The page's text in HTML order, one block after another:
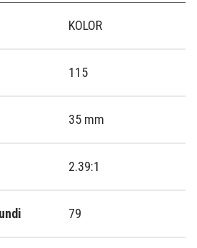
KOLOR
115
35 mm
2.39:1
79